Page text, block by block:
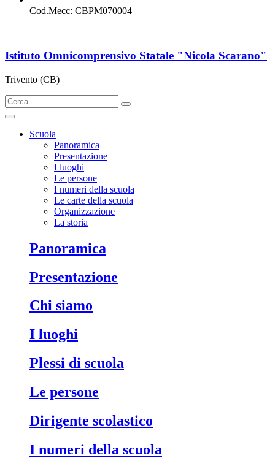
Cod.Mecc: CBPM070004
Istituto Omnicomprensivo Statale "Nicola Scarano"
Trivento (CB)
Scuola
Panoramica
Presentazione
I luoghi
Le persone
I numeri della scuola
Le carte della scuola
Organizzazione
La storia
Panoramica
Presentazione
Chi siamo
I luoghi
Plessi di scuola
Le persone
Dirigente scolastico
I numeri della scuola